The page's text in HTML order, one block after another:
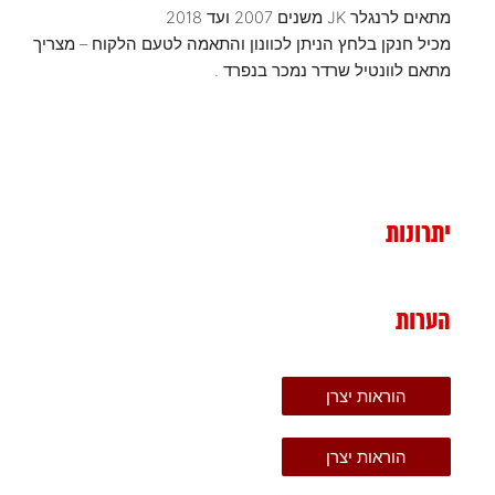
מתאים לרנגלר JK משנים 2007 ועד 2018
מכיל חנקן בלחץ הניתן לכוונון והתאמה לטעם הלקוח – מצריך
מתאם לוונטיל שרדר נמכר בנפרד .
יתרונות
הערות
הוראות יצרן
הוראות יצרן